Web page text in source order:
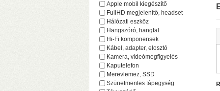
Apple mobil kiegészítő
FullHD megjelenítő, headset
Hálózati eszköz
Hangszóró, hangfal
Hi-Fi komponensek
Kábel, adapter, elosztó
Kamera, videómegfigyelés
Kaputelefon
Merevlemez, SSD
Szünetmentes tápegység